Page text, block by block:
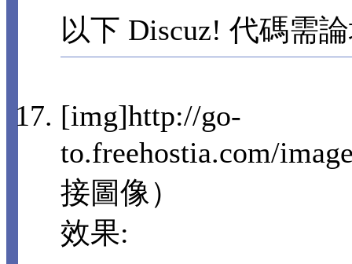
以下 Discuz! 代碼需
[img]http://go-
to.freehostia.com/
接圖像）
效果: